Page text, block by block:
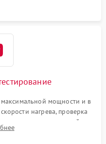
максимальной мощности и в
нагрева, проверка
достижении заданной
утечек тока.